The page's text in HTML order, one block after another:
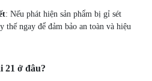
: Nếu phát hiện sản phẩm bị gỉ sét
thế ngay để đảm bảo an toàn và hiệu
21 ở đâu?